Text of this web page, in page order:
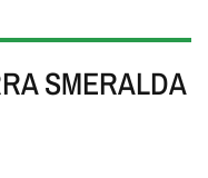
SMERALDA